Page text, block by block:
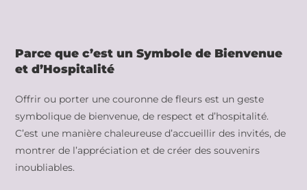
Parce que c’est un Symbole de Bienvenue
et d’Hospitalité
Offrir ou porter une couronne de fleurs est un geste
symbolique de bienvenue, de respect et d’hospitalité.
C’est une manière chaleureuse d’accueillir des invités, de
montrer de l’appréciation et de créer des souvenirs
inoubliables.